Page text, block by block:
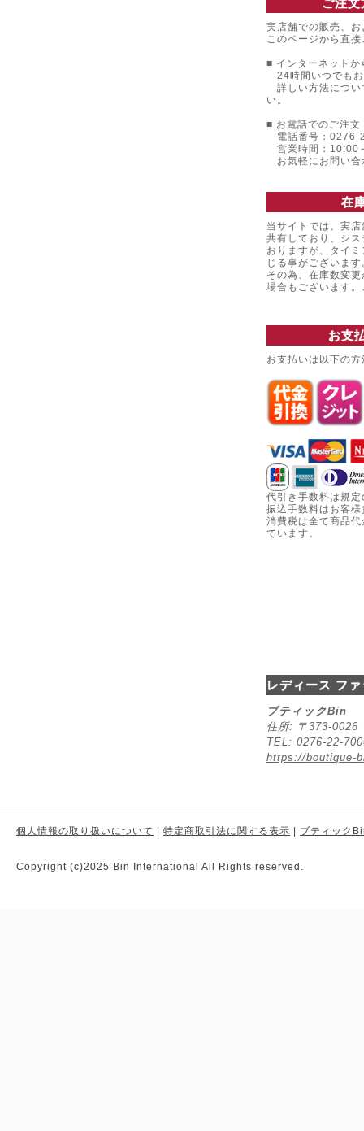
ご注
実店舗での販売、
このページから直
■ インターネットか
24時間いつでも
詳しい方法につい
い。
■ お電話でのご注文
電話番号：0276-
営業時間：10:00
お気軽にお問い合
在
当サイトでは、実
共有しており、シ
おりますが、タイ
じる事がございます
その為、在庫数変
場合もございます
お支
お支払いは以下の
代引き手数料は規
振込手数料はお客
消費税は全て商品
ています。
レディース フ
ブティックBin
住所: 〒373-
TEL: 0276-22-
https://boutique-
個人情報の取り扱いについて 特定商取引法に関する表示 ブティック
Copyright (c)2025 Bin International All Rights reserved.